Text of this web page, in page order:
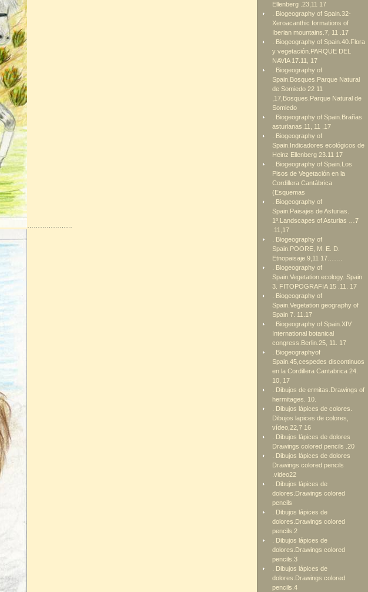
Ellenberg .23,11 17
. Biogeography of Spain.32-
Xeroacanthic formations of
Iberian mountains.7, 11 .17
. Biogeography of Spain.40.Flora
y vegetación.PARQUE DEL
NAVIA 17.11, 17
. Biogeography of
Spain.Bosques.Parque Natural
de Somiedo 22 11
,17,Bosques.Parque Natural de
Somiedo
. Biogeography of Spain.Brañas
asturianas.11, 11 .17
. Biogeography of
Spain.Indicadores ecológicos de
Heinz Ellenberg 23.11 17
. Biogeography of Spain.Los
Pisos de Vegetación en la
Cordillera Cantábrica
(Esquemas
. Biogeography of
Spain.Paisajes de Asturias.
1º.Landscapes of Asturias …7
.11,17
. Biogeography of
Spain.POORE, M. E. D.
Etnopaisaje.9,11 17…….
. Biogeography of
Spain.Vegetation ecology. Spain
3. FITOPOGRAFIA 15 .11. 17
. Biogeography of
Spain.Vegetation geography of
Spain 7. 11.17
. Biogeography of Spain.XIV
International botanical
congress.Berlin.25, 11. 17
. Biogeographyof
Spain.45,cespedes discontinuos
en la Cordillera Cantabrica 24.
10, 17
. Dibujos de ermitas.Drawings of
hermitages. 10.
. Dibujos lápices de colores.
Dibujos lapices de colores,
vídeo,22,7 16
. Dibujos lápices de dolores
Drawings colored pencils .20
. Dibujos lápices de dolores
Drawings colored pencils
.video22
. Dibujos lápices de
dolores.Drawings colored
pencils
. Dibujos lápices de
dolores.Drawings colored
pencils.2
. Dibujos lápices de
dolores.Drawings colored
pencils.3
. Dibujos lápices de
dolores.Drawings colored
pencils.4